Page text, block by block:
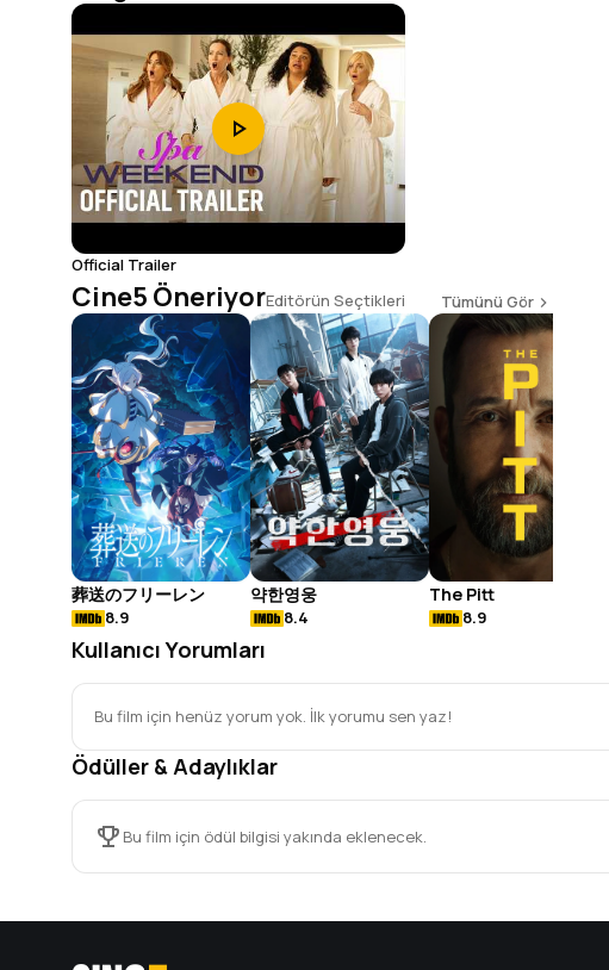
Official Trailer
Cine5 ÖneriyorEditörün Seçtikleri Tümünü Gör
葬送のフリーレン
8.9
약한영웅
8.4
The Pitt
8.9
Kullanıcı Yorumları
Bu film için henüz yorum yok. İlk yorumu sen yaz!
Ödüller & Adaylıklar
Bu film için ödül bilgisi yakında eklenecek.